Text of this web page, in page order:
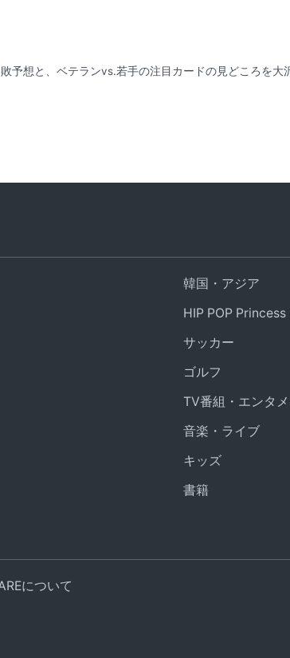
予想と、ベテランvs.若手の注目カードの見どころを大
韓国・アジア
HIP POP Princess
サッカー
ゴルフ
TV番組・エンタメ
音楽・ライブ
キッズ
書籍
について